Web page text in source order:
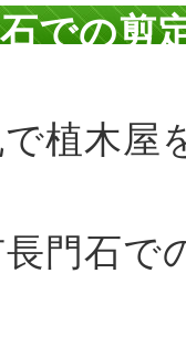
での剪
植木屋
門石で